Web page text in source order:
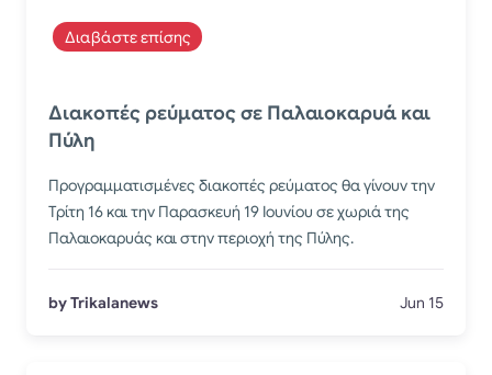
Διαβάστε επίσης
Διακοπές ρεύματος σε Παλαιοκαρυά και
Πύλη
Προγραμματισμένες διακοπές ρεύματος θα γίνουν την
Τρίτη 16 και την Παρασκευή 19 Ιουνίου σε χωριά της
Παλαιοκαρυάς και στην περιοχή της Πύλης.
by Trikalanews Jun 15